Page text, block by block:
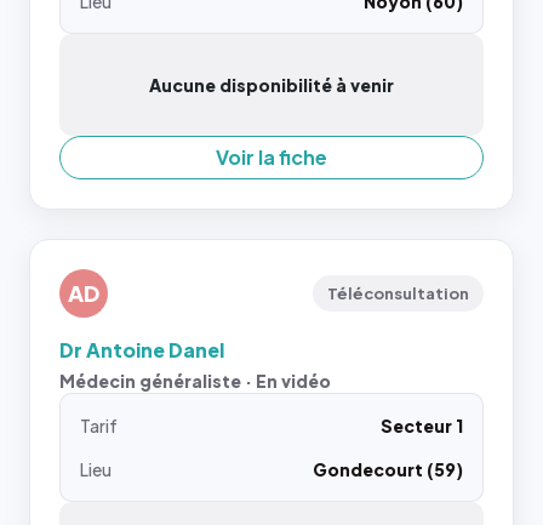
Aucune disponibilité à venir
Voir la fiche
AD Téléconsultation
Dr Antoine Danel
Médecin généraliste · En vidéo
Tarif
Secteur 1
Lieu
Gondecourt (59)